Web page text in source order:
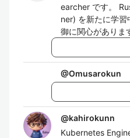
earcher です。
ner) を新たに学習
御に関心がありま
@Omusarokun
@kahirokunn
Kubernetes